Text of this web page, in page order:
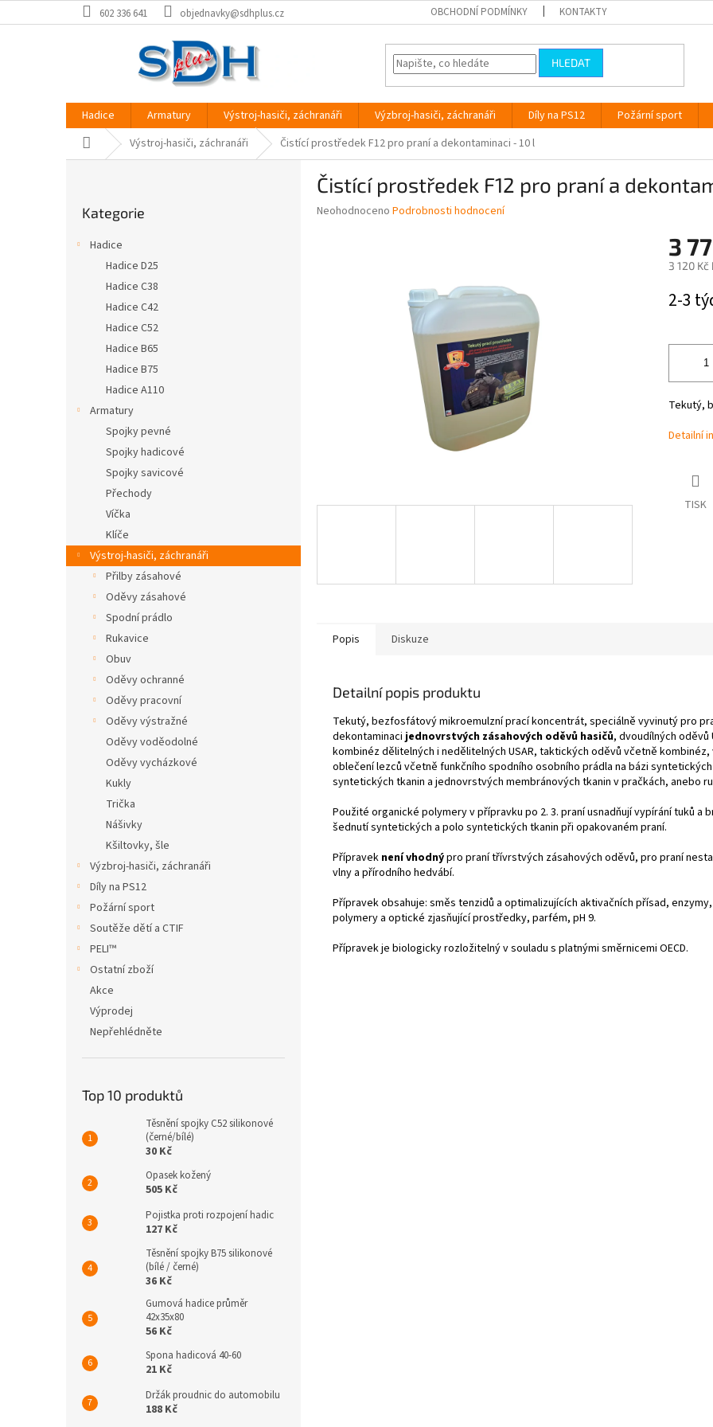
na
602 336 641 objednavky@sdhplus.cz OBCHODNÍ PODMÍNKY KONTAKTY
HLEDAT
Hadice Armatury Výstroj-hasiči, záchranáři Výzbroj-hasiči, záchranáři Díly na PS12
Požární sport
Domů Výstroj-hasiči, záchranáři Čistící prostředek F12 pro praní a dekontaminaci - 10 l
kategorie
Kategorie
Hadice
Hadice D25
Hadice C38
Hadice C42
Hadice C52
Hadice B65
Hadice B75
Hadice A110
Armatury
Spojky pevné
Spojky hadicové
Spojky savicové
Přechody
Víčka
Klíče
Výstroj-hasiči, záchranáři
Přilby zásahové
Oděvy zásahové
Spodní prádlo
Rukavice
Obuv
Oděvy ochranné
Oděvy pracovní
Oděvy výstražné
Oděvy voděodolné
Oděvy vycházkové
Kukly
Trička
Nášivky
Kšiltovky, šle
Výzbroj-hasiči, záchranáři
Díly na PS12
Požární sport
Soutěže dětí a CTIF
PELI™
Ostatní zboží
Akce
Výprodej
Nepřehlédněte
Top 10 produktů
Těsnění spojky C52 silikonové
(černé/bílé)
30 Kč
Opasek kožený
505 Kč
Pojistka proti rozpojení hadic
127 Kč
Těsnění spojky B75 silikonové
(bílé / černé)
36 Kč
Gumová hadice průměr
42x35x80
56 Kč
Spona hadicová 40-60
21 Kč
Držák proudnic do automobilu
188 Kč
Čistící prostředek F12 pro praní a
Průměrné
Neohodnoceno Podrobnosti hodnocení
3
3 120 Kč
cena:
2-3
Tekutý,
Detailní
TISK
Popis Diskuze
Detailní popis produktu
Tekutý, bezfosfátový mikroemulzní prací koncentrát, speciálně vyvinutý pro
dekontaminaci jednovrstvých zásahových oděvů hasičů, dvoudílných oděvů
kombinéz dělitelných i nedělitelných USAR, taktických oděvů včetně
oblečení lezců včetně funkčního spodního osobního prádla na bázi
syntetických tkanin a jednovrstvých membránových tkanin v pračkách, anebo
Použité organické polymery v přípravku po 2. 3. praní usnadňují vypírání tuků a
šednutí syntetických a polo syntetických tkanin při opakovaném praní.
Přípravek není vhodnýpro praní třívrstvých zásahových oděvů, pro praní
vlny a přírodního hedvábí.
Přípravek obsahuje: směs tenzidů a optimalizujících aktivačních přísad,
polymery a optické zjasňující prostředky, parfém, pH 9.
Přípravek je biologicky rozložitelný v souladu s platnými směrnicemi OECD.